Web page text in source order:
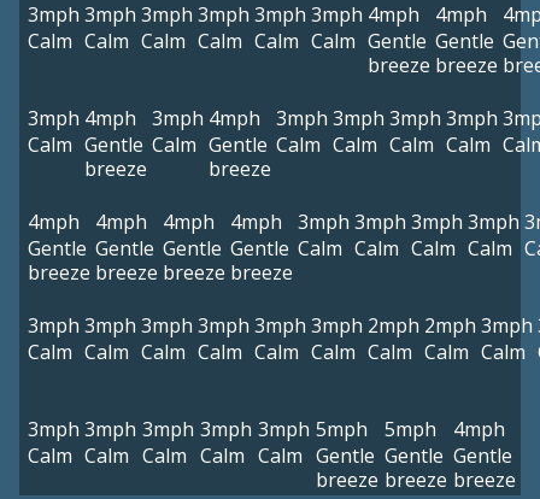
3mph
Calm
3mph
Calm
3mph
Calm
3mph
Calm
3mph
Calm
3mph
Calm
4mph
Gentle
breeze
4mph
Gentle
breeze
3mph
Calm
4mph
Gentle
breeze
3mph
Calm
4mph
Gentle
breeze
3mph
Calm
3mph
Calm
3mph
Calm
3mph
Calm
4mph
Gentle
breeze
4mph
Gentle
breeze
4mph
Gentle
breeze
4mph
Gentle
breeze
3mph
Calm
3mph
Calm
3mph
Calm
3mph
Calm
3mph
Calm
3mph
Calm
3mph
Calm
3mph
Calm
3mph
Calm
3mph
Calm
2mph
Calm
2mph
Calm
3mph
Calm
3mph
Calm
3mph
Calm
3mph
Calm
3mph
Calm
3mph
Calm
5mph
Gentle
breeze
5mph
Gentle
breeze
4mph
Gentle
breeze